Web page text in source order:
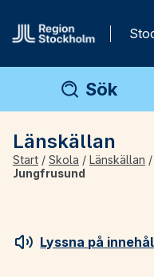
Sök
Länskällan
Start / Skola / Länskällan /
Jungfrusund
Lyssna på